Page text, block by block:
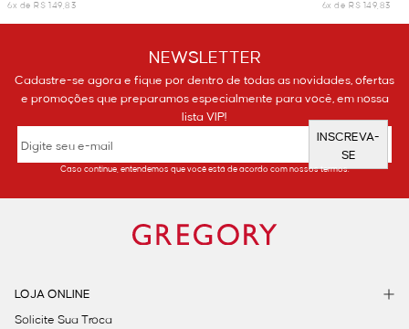
6x de R$ 149,83
6x de R$ 149,83
NEWSLETTER
Cadastre-se agora e fique por dentro de todas as novidades, ofertas
e promoções que preparamos especialmente para você, em nossa
lista VIP!
INSCREVA-
SE
Caso continue, entendemos que você está de acordo com nossos termos.
LOJA ONLINE
Solicite Sua Troca